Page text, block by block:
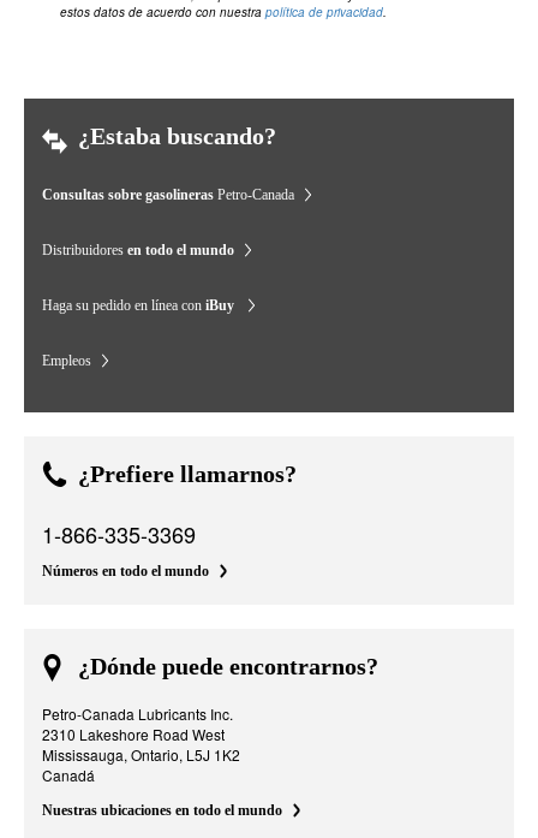
estos datos de acuerdo con nuestra política de privacidad.
¿Estaba buscando?
Consultas sobre gasolineras Petro-Canada
Distribuidores en todo el mundo
Haga su pedido en línea con iBuy
Empleos
¿Prefiere llamarnos?
1-866-335-3369
Números en todo el mundo
¿Dónde puede encontrarnos?
Petro-Canada Lubricants Inc.
2310 Lakeshore Road West
Mississauga, Ontario, L5J 1K2
Canadá
Nuestras ubicaciones en todo el mundo